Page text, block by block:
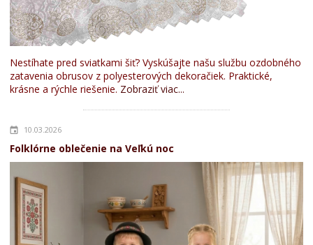
Nestíhate pred sviatkami šiť? Vyskúšajte našu službu ozdobného
zatavenia obrusov z polyesterových dekoračiek. Praktické,
krásne a rýchle riešenie. Zobraziť viac...
10.03.2026
Folklórne oblečenie na Veľkú noc